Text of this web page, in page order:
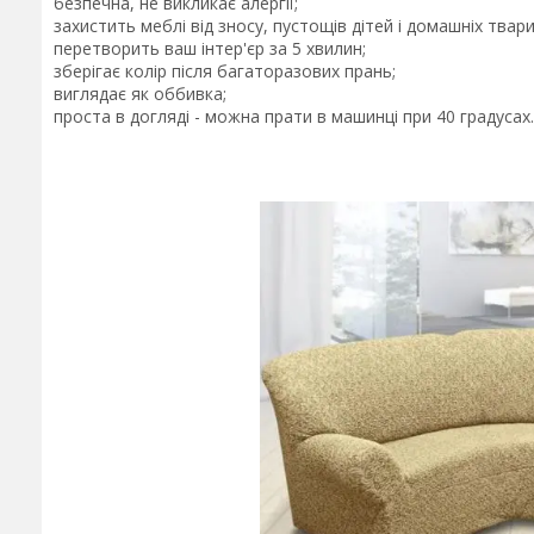
захистить меблі від зносу, пустощів дітей і домашніх
перетворить ваш інтер'єр за 5 хвилин;
зберігає колір після багаторазових прань;
виглядає як оббивка;
проста в догляді - можна прати в машинці при 40 градусах.